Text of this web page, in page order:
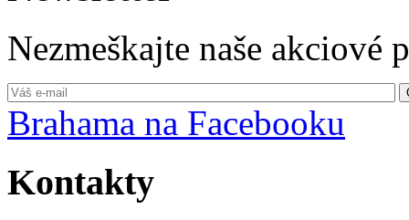
Nezmeškajte naše akciové
Brahama na Facebooku
Kontakty